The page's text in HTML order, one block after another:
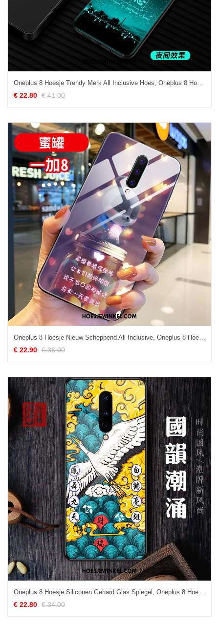
Oneplus 8 Hoesje Trendy Merk All Inclusive Hoes, Oneplus 8 Hoesje Hart Glas
€ 22.80 € 41.00
€ 22.90 € 36.00
€ 22.80 € 34.00